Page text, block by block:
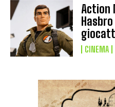
Action
CINEMA